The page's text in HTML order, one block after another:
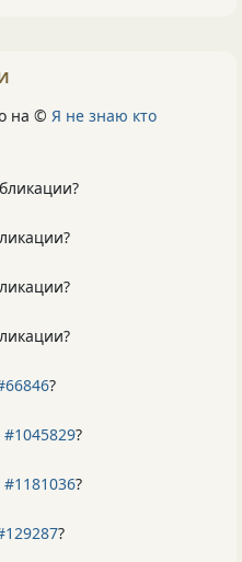
на © Я не знаю кто
?
#1045829?
#1181036?
?